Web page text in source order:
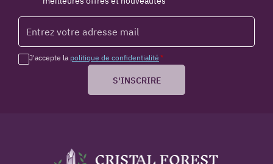
J'accepte la politique de confidentialité *
S'INSCRIRE